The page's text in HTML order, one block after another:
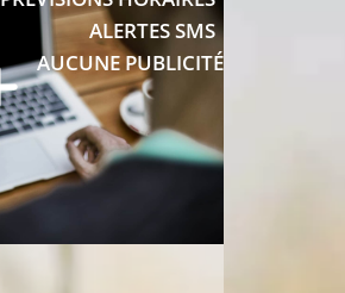
11°C
11°C
ALERTES SMS
AUCUNE PUBLICITÉ